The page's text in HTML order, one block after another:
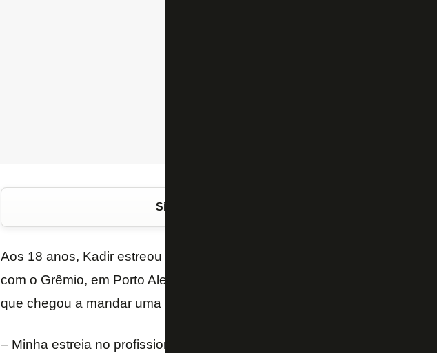
Siga o FogãoNET
Aos 18 anos, Kadir estreou pelo
com o Grêmio, em Porto Alegre, pelo Campeonato Brasileiro. O atacante
que chegou a mandar uma bola na trave, celebrou o primeiro jogo.
– Minha estreia no profissional… Sonhava com isso desde pequeno.